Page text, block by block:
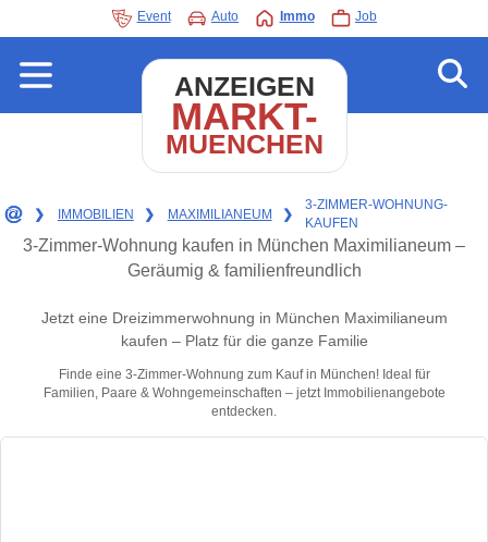
Event Auto Immo Job
ANZEIGEN
MARKT-
MUENCHEN
❯ IMMOBILIEN ❯ MAXIMILIANEUM ❯
3-ZIMMER-WOHNUNG-
KAUFEN
3-Zimmer-Wohnung kaufen in München Maximilianeum –
Geräumig & familienfreundlich
Jetzt eine Dreizimmerwohnung in München Maximilianeum
kaufen – Platz für die ganze Familie
Finde eine 3-Zimmer-Wohnung zum Kauf in München! Ideal für
Familien, Paare & Wohngemeinschaften – jetzt Immobilienangebote
entdecken.